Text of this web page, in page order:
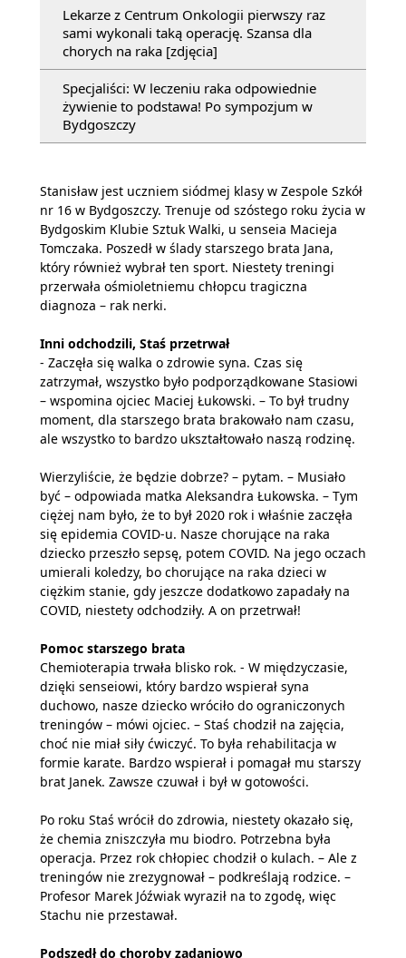
Lekarze z Centrum Onkologii pierwszy raz
sami wykonali taką operację. Szansa dla
chorych na raka [zdjęcia]
Specjaliści: W leczeniu raka odpowiednie
żywienie to podstawa! Po sympozjum w
Bydgoszczy
Stanisław jest uczniem siódmej klasy w Zespole Szkół
nr 16 w Bydgoszczy. Trenuje od szóstego roku życia w
Bydgoskim Klubie Sztuk Walki, u senseia Macieja
Tomczaka. Poszedł w ślady starszego brata Jana,
który również wybrał ten sport. Niestety treningi
przerwała ośmioletniemu chłopcu tragiczna
diagnoza – rak nerki.
Inni odchodzili, Staś przetrwał
- Zaczęła się walka o zdrowie syna. Czas się
zatrzymał, wszystko było podporządkowane Stasiowi
– wspomina ojciec Maciej Łukowski. – To był trudny
moment, dla starszego brata brakowało nam czasu,
ale wszystko to bardzo ukształtowało naszą rodzinę.
Wierzyliście, że będzie dobrze? – pytam. – Musiało
być – odpowiada matka Aleksandra Łukowska. – Tym
ciężej nam było, że to był 2020 rok i właśnie zaczęła
się epidemia COVID-u. Nasze chorujące na raka
dziecko przeszło sepsę, potem COVID. Na jego oczach
umierali koledzy, bo chorujące na raka dzieci w
ciężkim stanie, gdy jeszcze dodatkowo zapadały na
COVID, niestety odchodziły. A on przetrwał!
Pomoc starszego brata
Chemioterapia trwała blisko rok. - W międzyczasie,
dzięki senseiowi, który bardzo wspierał syna
duchowo, nasze dziecko wróciło do ograniczonych
treningów – mówi ojciec. – Staś chodził na zajęcia,
choć nie miał siły ćwiczyć. To była rehabilitacja w
formie karate. Bardzo wspierał i pomagał mu starszy
brat Janek. Zawsze czuwał i był w gotowości.
Po roku Staś wrócił do zdrowia, niestety okazało się,
że chemia zniszczyła mu biodro. Potrzebna była
operacja. Przez rok chłopiec chodził o kulach. – Ale z
treningów nie zrezygnował – podkreślają rodzice. –
Profesor Marek Jóźwiak wyraził na to zgodę, więc
Stachu nie przestawał.
Podszedł do choroby zadaniowo